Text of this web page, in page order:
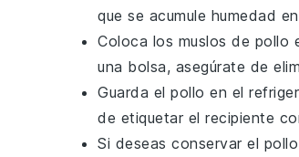
que se acumule humedad
Coloca los muslos de pollo
una bolsa, asegúrate de
Guarda el pollo en el
de etiquetar el recipiente
Si deseas conservar el pollo